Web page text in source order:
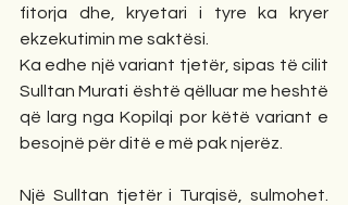
fitorja dhe, kryetari i tyre ka kryer
ekzekutimin me saktësi.
Ka edhe një variant tjetër, sipas të cilit
Sulltan Murati është qëlluar me heshtë
që larg nga Kopilqi por këtë variant e
besojnë për ditë e më pak njerëz.
Një Sulltan tjetër i Turqisë, sulmohet.